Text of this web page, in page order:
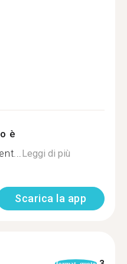
è
Leggi di più
Scarica la app